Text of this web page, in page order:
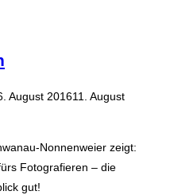
August 201611. August
Nonnenweier zeigt:
Fotografieren – die
gut!